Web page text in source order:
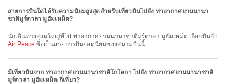
สายการบินใดได้รับความนิยมสูงสุดสำหรับเที่ยวบินไปยัง ท่าอากาศยานนานา
ชาติมูร์ตาลา มูฮัมเหม็ด?
นักเดินทางส่วนใหญ่ที่ไป ท่าอากาศยานนานาชาติมูร์ตาลา มูฮัมเหม็ด เลือกบินกับ
Air Peace ซึ่งเป็นสายการบินยอดนิยมของสนามบินนี้
มีเที่ยวบินจาก ท่าอากาศยานนานาชาติโกโตกา ไปยัง ท่าอากาศยานนานาชาติ
มูร์ตาลา มูฮัมเหม็ด กี่เที่ยว?